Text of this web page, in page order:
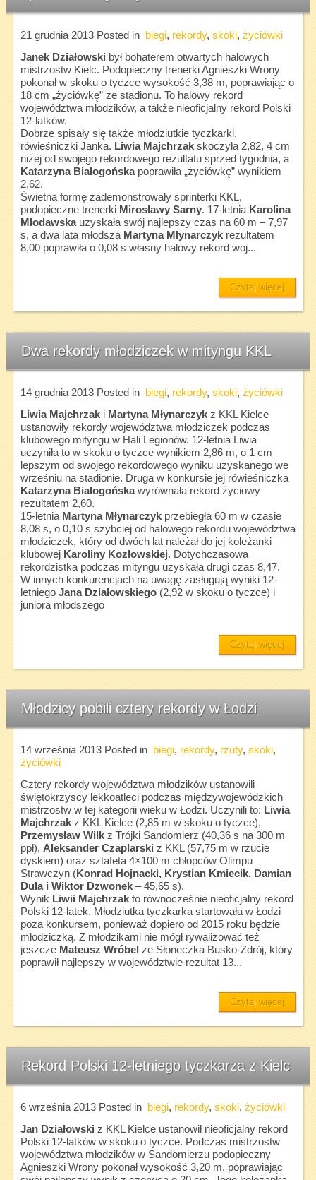
21 grudnia 2013Posted in biegi, rekordy, skoki, życiówki
Janek Działowski był bohaterem otwartych halowych
mistrzostw Kielc. Podopieczny trenerki Agnieszki Wrony
pokonał w skoku o tyczce wysokość 3,38 m, poprawiając o
18 cm „życiówkę” ze stadionu. To halowy rekord
województwa młodzików, a także nieoficjalny rekord Polski
12-latków.
Dobrze spisały się także młodziutkie tyczkarki,
rówieśniczki Janka. Liwia Majchrzakskoczyła 2,82, 4 cm
niżej od swojego rekordowego rezultatu sprzed tygodnia, a
Katarzyna Białogońskapoprawiła „życiówkę” wynikiem
2,62.
Świetną formę zademonstrowały sprinterki KKL,
podopieczne trenerki Mirosławy Sarny. 17-letnia Karolina
Młodawskauzyskała swój najlepszy czas na 60 m – 7,97
s, a dwa lata młodsza Martyna Młynarczykrezultatem
8,00 poprawiła o 0,08 s własny halowy rekord woj...
Czytaj więcej
Dwa rekordy młodziczek w mityngu KKL
14 grudnia 2013Posted in biegi, rekordy, skoki, życiówki
Liwia Majchrzaki Martyna Młynarczykz KKL Kielce
ustanowiły rekordy województwa młodziczek podczas
klubowego mityngu w Hali Legionów. 12-letnia Liwia
uczyniła to w skoku o tyczce wynikiem 2,86 m, o 1 cm
lepszym od swojego rekordowego wyniku uzyskanego we
wrześniu na stadionie. Druga w konkursie jej rówieśniczka
Katarzyna Białogońskawyrównała rekord życiowy
rezultatem 2,60.
15-letnia Martyna Młynarczykprzebiegła 60 m w czasie
8,08 s, o 0,10 s szybciej od halowego rekordu województwa
młodziczek, który od dwóch lat należał do jej koleżanki
klubowej Karoliny Kozłowskiej. Dotychczasowa
rekordzistka podczas mityngu uzyskała drugi czas 8,47.
W innych konkurencjach na uwagę zasługują wyniki 12-
letniego Jana Działowskiego(2,92 w skoku o tyczce) i
juniora młodszego
Czytaj więcej
Młodzicy pobili cztery rekordy w Łodzi
14 września 2013Posted in biegi, rekordy, rzuty, skoki,
życiówki
Cztery rekordy województwa młodzików ustanowili
świętokrzyscy lekkoatleci podczas międzywojewódzkich
mistrzostw w tej kategorii wieku w Łodzi. Uczynili to: Liwia
Majchrzakz KKL Kielce (2,85 m w skoku o tyczce),
Przemysław Wilkz Trójki Sandomierz (40,36 s na 300 m
ppł), Aleksander Czaplarski z KKL (57,75 m w rzucie
dyskiem) oraz sztafeta 4×100 m chłopców Olimpu
Strawczyn (Konrad Hojnacki, Krystian Kmiecik, Damian
Dula i Wiktor Dzwonek– 45,65 s).
Wynik Liwii Majchrzakto równocześnie nieoficjalny rekord
Polski 12-latek. Młodziutka tyczkarka startowała w Łodzi
poza konkursem, ponieważ dopiero od 2015 roku będzie
młodziczką. Z młodzikami nie mógł rywalizować też
jeszcze Mateusz Wróbel ze Słoneczka Busko-Zdrój, który
poprawił najlepszy w województwie rezultat 13...
Czytaj więcej
Rekord Polski 12-letniego tyczkarza z Kielc
6 września 2013Posted in biegi, rekordy, skoki, życiówki
Jan Działowski z KKL Kielce ustanowił nieoficjalny rekord
Polski 12-latków w skoku o tyczce. Podczas mistrzostw
województwa młodzików w Sandomierzu podopieczny
Agnieszki Wrony pokonał wysokość 3,20 m, poprawiając